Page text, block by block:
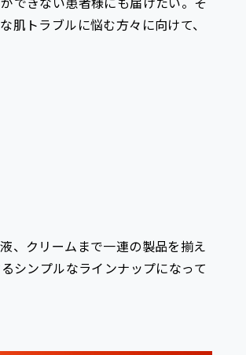
トラブルに悩む方々に向けて、
、クリームまで一連の製品を揃え
シンプルなラインナップになって